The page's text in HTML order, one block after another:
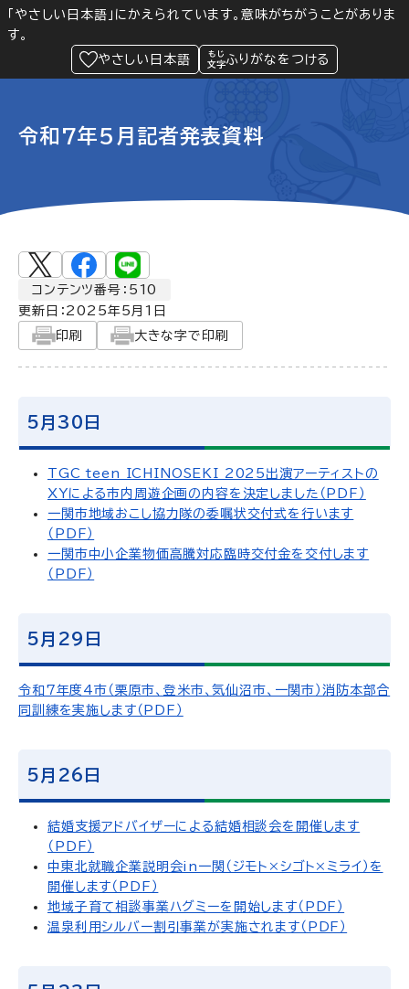
「やさしい日本語」にかえられています。意味がちがうことがありま
す。
やさしい日本語
ふりがなをつける
Language 閲覧支援
緊急情報
令和7年5月記者発表資料
コンテンツ番号：510
更新日： 2025年5月1日
印刷
大きな字で印刷
5月30日
TGC teen ICHINOSEKI 2025出演アーティストの
XYによる市内周遊企画の内容を決定しました（PDF）
一関市地域おこし協力隊の委嘱状交付式を行います
（PDF）
一関市中小企業物価高騰対応臨時交付金を交付します
（PDF）
5月29日
令和7年度4市（栗原市、登米市、気仙沼市、一関市）消防本部合
同訓練を実施します（PDF）
5月26日
結婚支援アドバイザーによる結婚相談会を開催します
（PDF）
中東北就職企業説明会in一関（ジモト×シゴト×ミライ）を
開催します（PDF）
地域子育て相談事業ハグミーを開始します（PDF）
温泉利用シルバー割引事業が実施されます（PDF）